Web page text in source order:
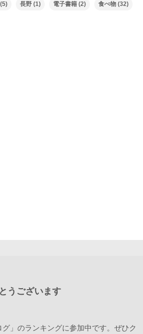
(5) 長野 (1) 電子書籍 (2) 食べ物 (32)
うございます
」のランキングに参加中です。ぜひク